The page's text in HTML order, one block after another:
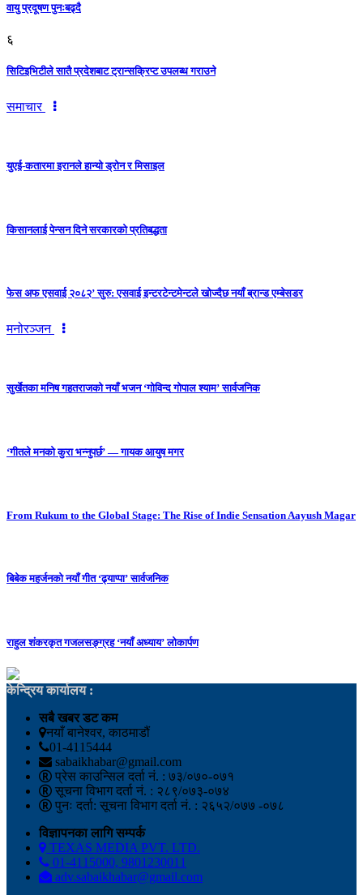
वायु प्रदूषण पुनःबढ्दै
६
सिटिइभिटीले सातै प्रदेशबाट ट्रान्सक्रिप्ट उपलब्ध गराउने
समाचार
युएई-कतारमा इरानले हान्यो ड्रोन र मिसाइल
किसानलाई पेन्सन दिने सरकारको प्रतिबद्धता
फेस अफ एसवाई २०८२’ सुरु: एसवाई इन्टरटेन्टमेन्टले खोज्दैछ नयाँ ब्रान्ड एम्बेसडर
मनोरञ्जन
सुर्खेतका मनिष गहतराजको नयाँ भजन ‘गोविन्द गोपाल श्याम’ सार्वजनिक
‘गीतले मनको कुरा भन्नुपर्छ’ — गायक आयुष मगर
From Rukum to the Global Stage: The Rise of Indie Sensation Aayush Magar
बिबेक महर्जनको नयाँ गीत ‘ढ्याप्पा’ सार्वजनिक
राहुल शंकरकृत गजलसङ्ग्रह ‘नयाँ अध्याय’ लोकार्पण
केन्द्रिय कार्यालय :
सबै खबर डट कम
नयाँ बानेश्वर, काठमाडौं
01-4115444
sabaikhabar@gmail.com
प्रेस काउन्सिल दर्ता नं. : ७३/०७०-०७१
सूचना विभाग दर्ता नं. : २८९/०७३-०७४
पुनः दर्ता: सूचना विभाग दर्ता नं. : २६५२/०७७ -०७८
विज्ञापनका लागि सम्पर्क
TEXAS MEDIA PVT. LTD.
01-4115000, 9801230011
adv.sabaikhabar@gmail.com